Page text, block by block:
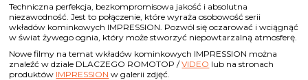
Techniczna perfekcja, bezkompromisowa jakość i absolutna
niezawodność. Jest to połączenie, które wyraża osobowość serii
wkładów kominkowych IMPRESSION. Pozwól się oczarować i wciągnąć
w świat żywego ognia, który może stworzyć niepowtarzalną atmosferę.
Nowe filmy na temat wkładów kominkowych IMPRESSION można
znaleźć w dziale DLACZEGO ROMOTOP /VIDEO lub na stronach
produktów IMPRESSION w galerii zdjęć.